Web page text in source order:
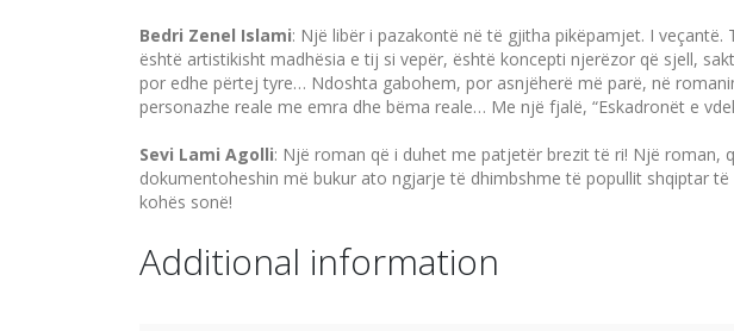
Bedri Zenel Islami: Një libër i pazakontë në të gjitha pikëpamjet. I
është artistikisht madhësia e tij si vepër, është koncepti njerëzor që sjell,
por edhe përtej tyre… Ndoshta ga­bohem, por asnjëherë më parë, në
personazhe re­ale me emra dhe bëma reale… Me një fjalë, “Eskadronët e
Sevi Lami Agolli: Një roman që i duhet me patjetër brezit të ri! Një roman,
dokumentoheshin më bukur ato ngjarje të dhimbshme të popullit shqiptar
kohës sonë!
Additional information